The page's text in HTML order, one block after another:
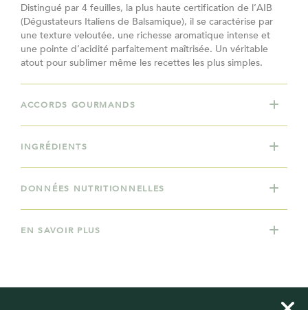
Distingué par 4 feuilles, la plus haute certification de l’AIB
(Dégustateurs Italiens de Balsamique), il se caractérise par
une texture veloutée, une richesse aromatique intense et
une pointe d’acidité parfaitement maîtrisée. Un véritable
atout pour sublimer même les recettes les plus simples.
ACCORDS GOURMANDS
INGRÉDIENTS
DONNÉES NUTRITIONNELLES
EN SAVOIR PLUS